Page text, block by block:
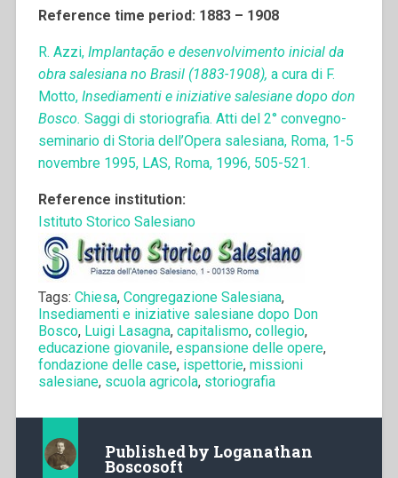
Reference time period: 1883 – 1908
R. Azzi, Implantação e desenvolvimento inicial da
obra salesiana no Brasil (1883-1908), a cura di F.
Motto, Insediamenti e iniziative salesiane dopo don
Bosco. Saggi di storiografia. Atti del 2° convegno-
seminario di Storia dell’Opera salesiana, Roma, 1-5
novembre 1995, LAS, Roma, 1996, 505-521.
Reference institution:
Istituto Storico Salesiano
Tags: Chiesa, Congregazione Salesiana,
Insediamenti e iniziative salesiane dopo Don
Bosco, Luigi Lasagna, capitalismo, collegio,
educazione giovanile, espansione delle opere,
fondazione delle case, ispettorie, missioni
salesiane, scuola agricola, storiografia
Published by Loganathan
Boscosoft